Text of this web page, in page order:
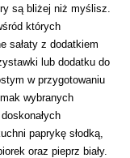
są bliżej niż myślisz.
których
sałaty z dodatkiem
lub dodatku do
w przygotowaniu
wybranych
paprykę słodką,
oraz pieprz biały.